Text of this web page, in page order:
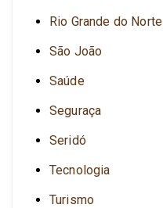
Rio Grande do Norte
São João
Saúde
Seguraça
Seridó
Tecnologia
Turismo